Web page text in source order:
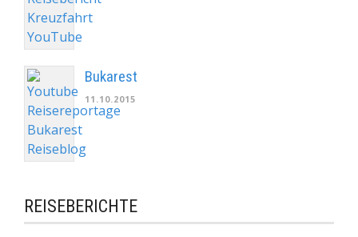
Bukarest
11.10.2015
REISEBERICHTE